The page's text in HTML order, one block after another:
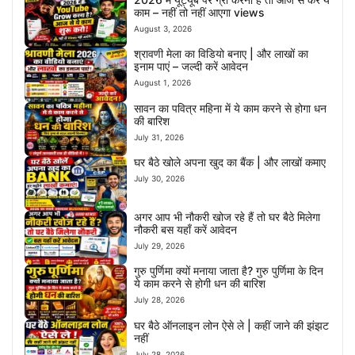
काम – नहीं तो नहीं आएगा views
August 3, 2026
श्रावणी मेला का विडियो बनाए | और लाखों का
इनाम पाएं – जल्दी करें आवेदन
August 1, 2026
सावन का पवित्र महिना में ये काम करने से होगा धन
की बारिश
July 31, 2026
घर बैठे खोले अपना खुद का बैंक | और लाखों कमाए
July 30, 2026
अगर आप भी नौकरी खोज रहे हैं तो घर बैठे मिलेगा
नौकरी बस यहाँ करें आवेदन
July 29, 2026
गुरु पुर्णिमा क्यों मनाया जाता है? गुरु पुर्णिमा के दिन
ये काम करने से होगी धन की बारिश
July 28, 2026
घर बैठे ऑनलाइन लोन ऐसे ले | कहीं जाने की झंझट
नहीं